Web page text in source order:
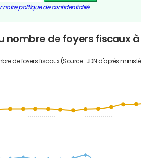
notre politique de confidentialité
nombre de foyers fiscaux à
de foyers fiscaux (Source : JDN d'après